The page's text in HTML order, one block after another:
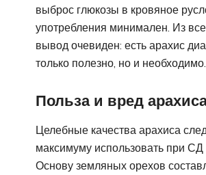
выброс глюкозы в кровяное
употребления минимален. Из
вывод очевиден: есть арахис
только полезно, но и необходимо.
Польза и вред
Целебные качества арахиса
максимуму использовать при СД
Основу земляных орехов